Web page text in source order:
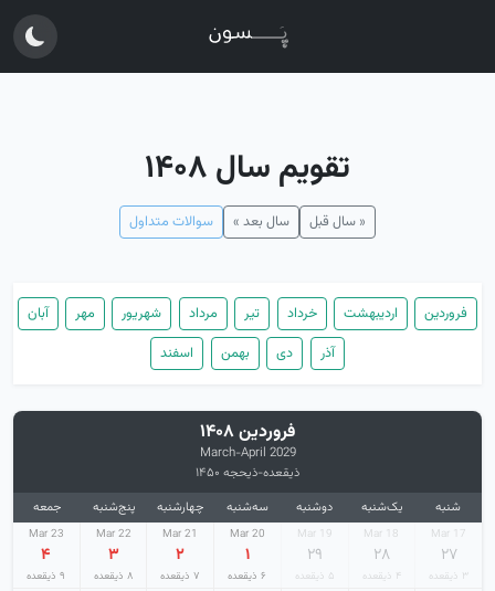
تقویم سال ۱۴۰۸
« سال قبل سال بعد » سوالات متداول
فروردین اردیبهشت خرداد تیر مرداد شهریور مهر
آبان
آذر
دی بهمن اسفند
فروردین ۱۴۰۸
March-April 2029
ذیقعده-ذیحجه ۱۴۵۰
شنبه یک‌شنبه دوشنبه سه‌شنبه چهارشنبه پنج‌شنبه جمعه
17 Mar
۲۷
۳ ذیقعده
18 Mar
۲۸
۴ ذیقعده
19 Mar
۲۹
۵ ذیقعده
20 Mar
۱
۶ ذیقعده
21 Mar
۲
۷ ذیقعده
22 Mar
۳
۸ ذیقعده
23 Mar
۴
۹ ذیقعده